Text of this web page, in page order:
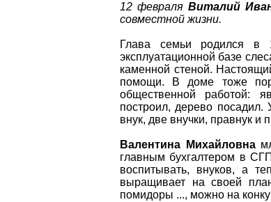
12 февраля Виталий
совместной жизни.
Глава семьи родился в
эксплуатационной базе
каменной стеной.
помощи. В доме тоже
общественной работой:
построил, дерево
внук, две внучки, правнук и
Валентина Михайловна
главным бухгалтером в
воспитывать, внуков, а
выращивает на своей
помидоры ..., можно на